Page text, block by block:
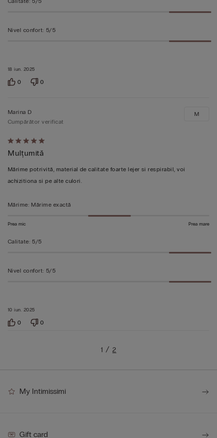
18 iun. 2025
Nivel confort: 5/5
0 0
Evaluat
5
din
5
10 iun. 2025
Marina D
Cumpărător verificat
Mulțumită
Mărime potrivită, material de calitate foarte lejer si respirabil, voi
achizitiona si pe alte culori.
M
Mărime: Mărime exactă
Prea mic Prea mare
Calitate: 5/5
Nivel confort: 5/5
0 0
1 2
My Intimissimi
Gift card